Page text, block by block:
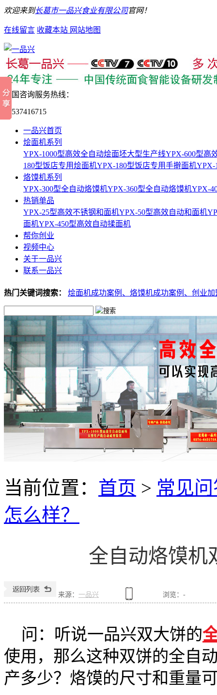
欢迎来到长葛市一品兴食业有限公司官网！
在线留言 收藏本站 网站地图
全国咨询服务热线：
15537416715
一品兴首页
烩面机系列
YPX-1000型高效全自动烩面坯大型生产线YPX-600型高
180型饭店专用烩面机YPX-180型饭店专用手擀面机YPX-
烙馍机系列
YPX-300型全自动烙馍机YPX-360型全自动烙馍机YPX-
热销单品
YPX-25型高效不锈钢和面机YPX-50型高效自动和面机
面机YPX-450型高效自动揉面机
帮你创业
视频中心
关于一品兴
联系一品兴
热门关键词搜索： 烩面机成功案例、 烙馍机成功案例、 创业加
当前位置： 首页 > 常见
怎么样？
全自动烙馍机
来源： 一品兴 浏览： -
问：听说一品兴双大饼的
使用，那么这种双饼的全自
产多少？烙馍的尺寸和重量